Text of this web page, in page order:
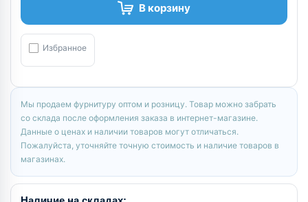
В корзину
Избранное
Мы продаем фурнитуру оптом и розницу. Товар можно забрать
со склада после оформления заказа в интернет-магазине.
Данные о ценах и наличии товаров могут отличаться.
Пожалуйста, уточняйте точную стоимость и наличие товаров в
магазинах.